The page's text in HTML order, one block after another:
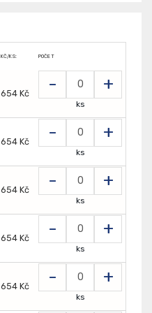
KČ/KS: POČET
654 Kč - +
ks
654 Kč - +
ks
654 Kč - +
ks
654 Kč - +
ks
654 Kč - +
ks